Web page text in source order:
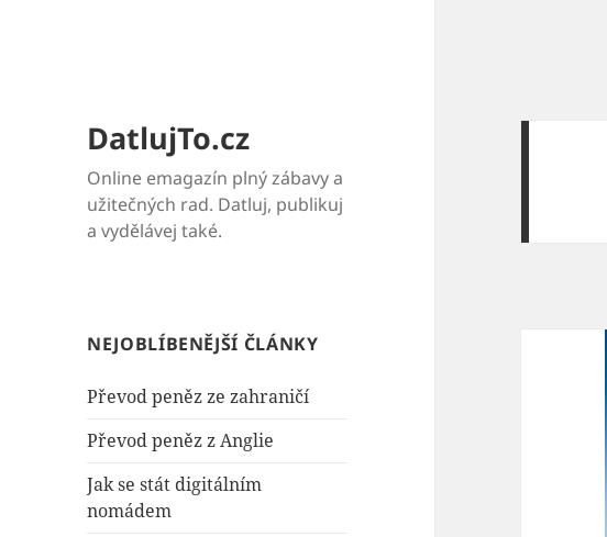
DatlujTo.cz
Online emagazín plný zábavy a
užitečných rad. Datluj, publikuj
a vydělávej také.
NEJOBLÍBENĚJŠÍ ČLÁNKY
Převod peněz ze zahraničí
Převod peněz z Anglie
Jak se stát digitálním
nomádem